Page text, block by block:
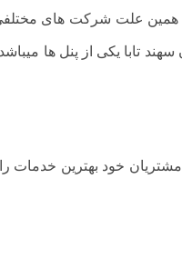
همین علت شرکت های
تابا یکی از پنل ها
خود بهترین خدمات